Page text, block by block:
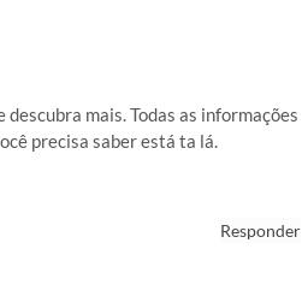
mais. Todas as informações
precisa saber está ta lá.
Responder